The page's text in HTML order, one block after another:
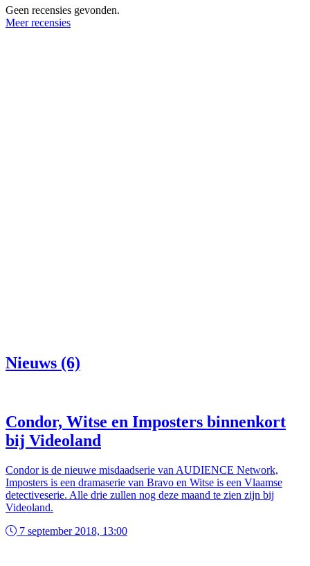
Geen recensies gevonden.
Meer recensies
Nieuws (6)
Condor, Witse en Imposters binnenkort
bij Videoland
Condor is de nieuwe misdaadserie van AUDIENCE Network,
Imposters is een dramaserie van Bravo en Witse is een Vlaamse
detectiveserie. Alle drie zullen nog deze maand te zien zijn bij
Videoland.
7 september 2018, 13:00